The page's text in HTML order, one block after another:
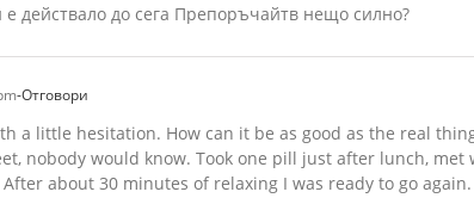
действало до сега Препоръчайтв нещо силно?
-Отговори
a little hesitation. How can it be as good as the real
nobody would know. Took one pill just after lunch,
about 30 minutes of relaxing I was ready to go